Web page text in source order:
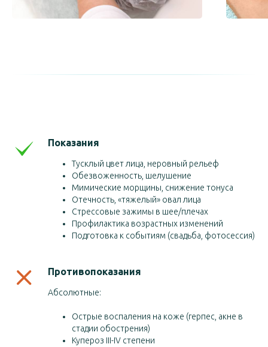
Показания
Тусклый цвет лица, неровный рельеф
Обезвоженность, шелушение
Мимические морщины, снижение тонуса
Отечность, «тяжелый» овал лица
Стрессовые зажимы в шее/плечах
Профилактика возрастных изменений
Подготовка к событиям (свадьба, фотосессия)
Противопоказания
Абсолютные:
Острые воспаления на коже (герпес, акне в
стадии обострения)
Купероз III-IV степени